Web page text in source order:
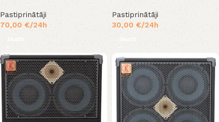
Pastiprinātāji
70,00 €/24h
Skatīt
Pastiprinātāji
30,00 €/24h
Skatīt